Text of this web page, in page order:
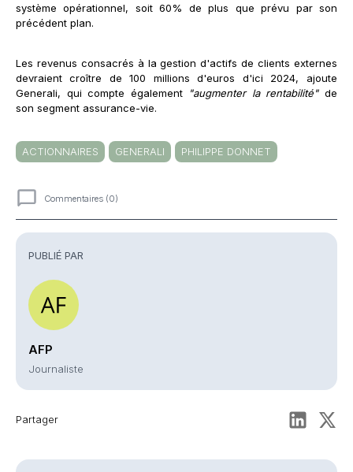
PUBLIÉ PAR
AFP
Journaliste
Partager
système opérationnel, soit 60% de plus que prévu par son
précédent plan.
Les revenus consacrés à la gestion d'actifs de clients externes
devraient croître de 100 millions d'euros d'ici 2024, ajoute
Generali, qui compte également
"augmenter la rentabilité"de
son segment assurance-vie.
ACTIONNAIRES GENERALI PHILIPPE DONNET
Commentaires (0)